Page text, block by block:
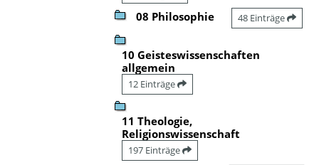
08 Philosophie 48 Einträge
10 Geisteswissenschaften
allgemein
12 Einträge
11 Theologie,
Religionswissenschaft
197 Einträge